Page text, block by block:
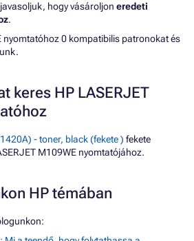
hogy vásároljon eredeti
.
nyomtatóhoz 0 kompatibilis patronokat és
keres HP LASERJET
- toner, black (fekete ) fekete
M109WE nyomtatójához.
HP témában